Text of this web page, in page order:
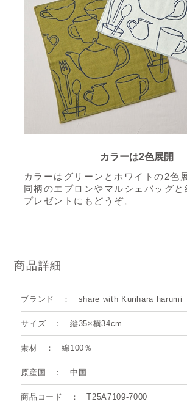
カラーは2色展開
カラーはグリーンとホワイトの2色
同柄のエプロンやマルシェバッグと
プレゼントにもどうぞ。
商品詳細
ブランド share with Kurihara harumi
サイズ 縦35×横34cm
素材 綿100％
原産国 中国
商品コード T25A7109-7000